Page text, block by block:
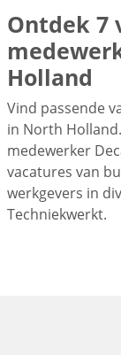
Ontdek 7
Holland
Vind passende
in North
medewerker
vacatures van
werkgevers in
Techniekwerkt.